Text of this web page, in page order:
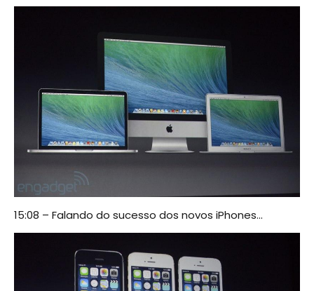
15:08 – Falando do sucesso dos novos iPhones…